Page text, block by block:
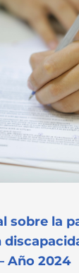
sobre la
Año 2024